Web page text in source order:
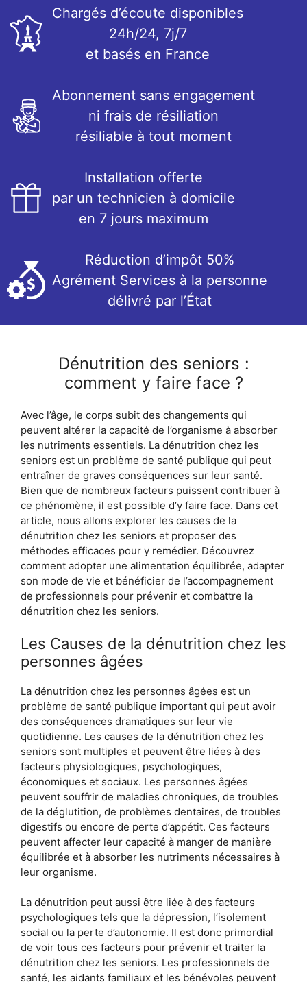
Chargés d’écoute disponibles
24h/24, 7j/7
et basés en France
Abonnement sans engagement
ni frais de résiliation
résiliable à tout moment
Installation offerte
par un technicien à domicile
en 7 jours maximum
Réduction d’impôt 50%
Agrément Services à la personne
délivré par l’État
Dénutrition des seniors :
comment y faire face ?
Avec l’âge, le corps subit des changements qui
peuvent altérer la capacité de l’organisme à absorber
les nutriments essentiels. La dénutrition chez les
seniors est un problème de santé publique qui peut
entraîner de graves conséquences sur leur santé.
Bien que de nombreux facteurs puissent contribuer à
ce phénomène, il est possible d’y faire face. Dans cet
article, nous allons explorer les causes de la
dénutrition chez les seniors et proposer des
méthodes efficaces pour y remédier. Découvrez
comment adopter une alimentation équilibrée, adapter
son mode de vie et bénéficier de l’accompagnement
de professionnels pour prévenir et combattre la
dénutrition chez les seniors.
Les Causes de la dénutrition chez les
personnes âgées
La dénutrition chez les personnes âgées est un
problème de santé publique important qui peut avoir
des conséquences dramatiques sur leur vie
quotidienne. Les causes de la dénutrition chez les
seniors sont multiples et peuvent être liées à des
facteurs physiologiques, psychologiques,
économiques et sociaux. Les personnes âgées
peuvent souffrir de maladies chroniques, de troubles
de la déglutition, de problèmes dentaires, de troubles
digestifs ou encore de perte d’appétit. Ces facteurs
peuvent affecter leur capacité à manger de manière
équilibrée et à absorber les nutriments nécessaires à
leur organisme.
La dénutrition peut aussi être liée à des facteurs
psychologiques tels que la dépression, l’isolement
social ou la perte d’autonomie. Il est donc primordial
de voir tous ces facteurs pour prévenir et traiter la
dénutrition chez les seniors. Les professionnels de
santé, les aidants familiaux et les bénévoles peuvent